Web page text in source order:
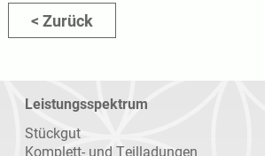
< Zurück
Leistungsspektrum
Navigation
überspringen
Stückgut
Komplett- und Teilladungen